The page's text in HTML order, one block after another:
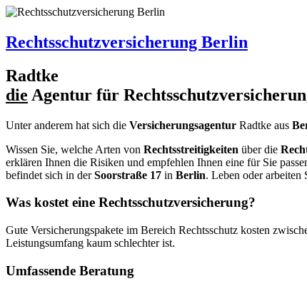
Rechtsschutzversicherung Berlin
Radtke
die Agentur für
Unter anderem hat sich die Versicherungsagentur Radtke aus
Wissen Sie, welche Arten von Rechtsstreitigkeiten über die
erklären Ihnen die Risiken und empfehlen Ihnen eine für Sie
befindet sich in derSoorstraße 17 in Berlin. Leben oder
Was kostet eine Rechtsschutzversicherung?
Gute Versicherungspakete im Bereich Rechtsschutz kosten
Leistungsumfang kaum schlechter ist.
Umfassende Beratung